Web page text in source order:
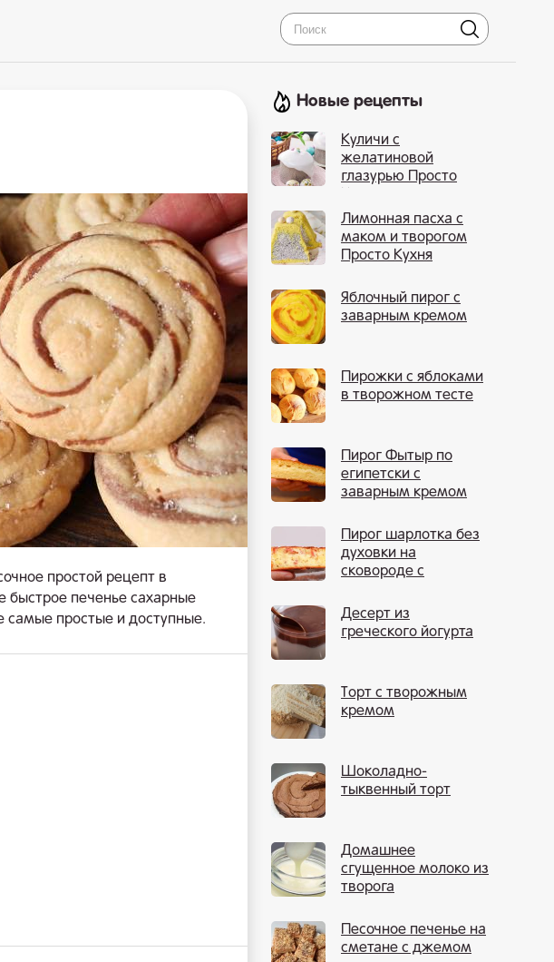
простой рецепт в
быстрое печенье сахарные
самые простые и доступные.
Новые рецепты
Куличи с
желатиновой
глазурью Просто
Лимонная пасха с
маком и творогом
Просто Кухня
Яблочный пирог с
заварным кремом
Пирожки с яблоками
в творожном тесте
Пирог Фытыр по
египетски с
заварным кремом
Пирог шарлотка без
духовки на
сковороде с
Десерт из
греческого йогурта
Торт с творожным
кремом
Шоколадно-
тыквенный торт
Домашнее
сгущенное молоко из
творога
Песочное печенье на
сметане с джемом